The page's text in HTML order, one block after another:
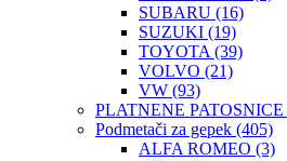
SUBARU (16)
SUZUKI (19)
TOYOTA (39)
VOLVO (21)
VW (93)
PLATNENE PATOSNICE
Podmetači za gepek (405)
ALFA ROMEO (3)